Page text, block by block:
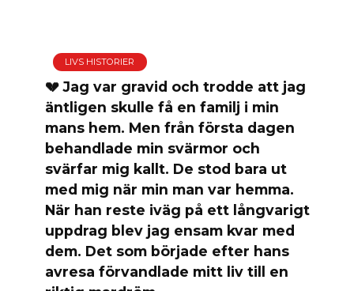
LIVS HISTORIER
💔 Jag var gravid och trodde att jag
äntligen skulle få en familj i min
mans hem. Men från första dagen
behandlade min svärmor och
svärfar mig kallt. De stod bara ut
med mig när min man var hemma.
När han reste iväg på ett långvarigt
uppdrag blev jag ensam kvar med
dem. Det som började efter hans
avresa förvandlade mitt liv till en